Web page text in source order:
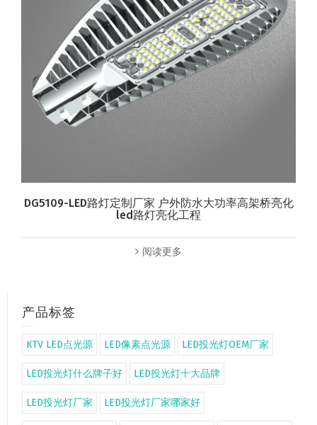
DG5109-LED路灯定制厂家 户外防水大功率高架桥亮化
led路灯亮化工程
阅读更多
产品标签
KTV LED点光源 LED像素点光源 LED投光灯OEM厂家
LED投光灯什么牌子好 LED投光灯十大品牌
LED投光灯厂家 LED投光灯厂家哪家好